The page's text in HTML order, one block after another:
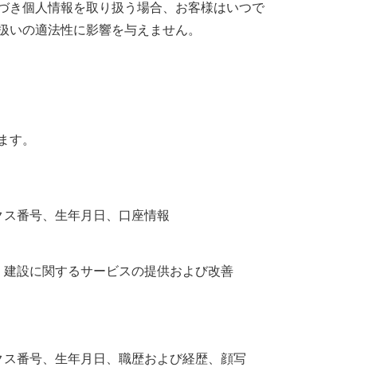
き個人情報を取り扱う場合、お客様はいつで
の適法性に影響を与えません。
す。
番号、生年月日、口座情報
設に関するサービスの提供および改善
番号、生年月日、職歴および経歴、顔写